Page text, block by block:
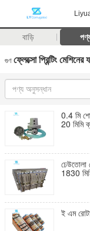
বাড়ি
গুণ ফ্লেক্সো প্রিন্টিং মেশিনের
0.4 মি
20 মিমি
ঢেউতোলা
1830
ই এম